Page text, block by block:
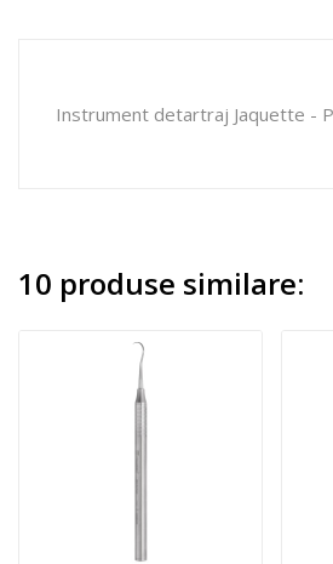
Instrument detartraj Jaquette -
10 produse similare: